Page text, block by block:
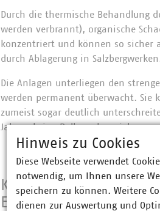
Durch die thermische Behandlung
werden verbrannt), organische
konzentriert und können so sicher
durch Ablagerung in
Die Anlagen unterliegen den
werden permanent überwacht. Sie
zumeist sogar deutlich
Jahren keine Rolle mehr spielen.
Kreislaufwirtschaft
Hinweis zu Cookies
Diese Webseite verwendet
notwendig, um Ihnen unsere
speichern zu können. Weitere
dienen zur Auswertung und